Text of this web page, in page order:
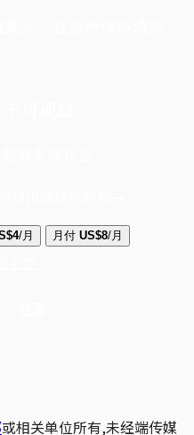
/月 月付 US$8/月
或相关单位所有,未经端传媒